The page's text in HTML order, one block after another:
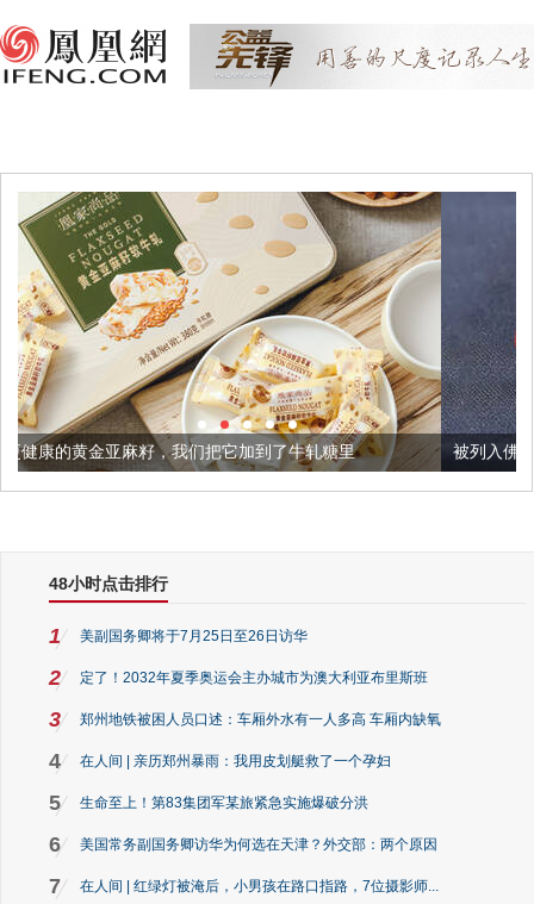
我们把它加到了牛轧糖里 被列入佛家七宝的它到底有多美
48小时点击排行
1 美副国务卿将于7月25日至26日访华
2 定了！2032年夏季奥运会主办城市为澳大利亚布里斯班
3 郑州地铁被困人员口述：车厢外水有一人多高 车厢内缺氧
4 在人间 | 亲历郑州暴雨：我用皮划艇救了一个孕妇
5 生命至上！第83集团军某旅紧急实施爆破分洪
6 美国常务副国务卿访华为何选在天津？外交部：两个原因
7 在人间 | 红绿灯被淹后，小男孩在路口指路，7位摄影师...